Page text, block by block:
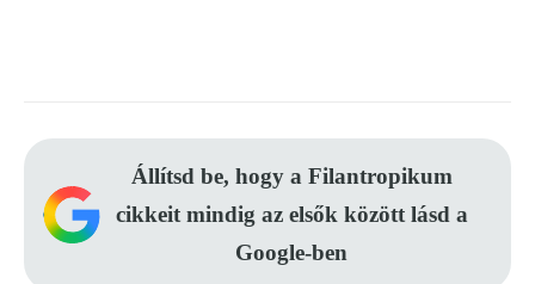
Állítsd be, hogy a Filantropikum
cikkeit mindig az elsők között lásd a
Google-ben